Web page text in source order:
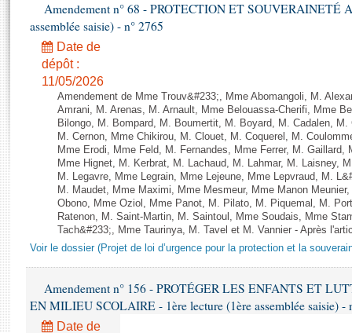
Propositions de loi
Amendements
Textes adoptés
Rapports d'information
Rapports d'enquête
Rapports législatifs
Rapports sur l'application des lois
Baromètre de l’application des lois
Dossiers législatifs
Budget et sécurité sociale
Questions écrites et orales
Histoire
Juniors
Anciennes législatures
Liens vers les sites publics
Photos libres de droit
Amendement n° 68 - PROTECTION ET SOUVERAINETÉ
assemblée saisie) - n° 2765
Date de
dépôt :
11/05/2026
Amendement de Mme Trouv&#233;, Mme Abomangoli, M.
Amrani, M. Arenas, M. Arnault, Mme Belouassa-Cherifi, Mme
Bilongo, M. Bompard, M. Boumertit, M. Boyard, M. Cadalen,
M. Cernon, Mme Chikirou, M. Clouet, M. Coquerel, M.
Mme Erodi, Mme Feld, M. Fernandes, Mme Ferrer, M. Gaillard,
Mme Hignet, M. Kerbrat, M. Lachaud, M. Lahmar, M. Laisney,
M. Legavre, Mme Legrain, Mme Lejeune, Mme Lepvraud, M.
M. Maudet, Mme Maximi, Mme Mesmeur, Mme Manon
Obono, Mme Oziol, Mme Panot, M. Pilato, M. Piquemal, M.
Ratenon, M. Saint-Martin, M. Saintoul, Mme Soudais, Mme
Tach&#233;, Mme Taurinya, M. Tavel et M. Vannier - Après
Voir le dossier (Projet de loi d’urgence pour la protection et la
Amendement n° 156 - PROTÉGER LES ENFANTS ET
EN MILIEU SCOLAIRE - 1ère lecture (1ère assemblée saisie) -
Date de